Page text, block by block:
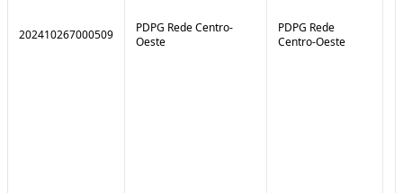
202410267000509
PDPG Rede Centro-
Oeste
PDPG Rede
Centro-Oeste